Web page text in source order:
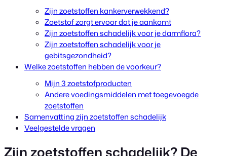
Zijn zoetstoffen kankerverwekkend?
Zoetstof zorgt ervoor dat je aankomt
Zijn zoetstoffen schadelijk voor je darmflora?
Zijn zoetstoffen schadelijk voor je
gebitsgezondheid?
Welke zoetstoffen hebben de voorkeur?
Mijn 3 zoetstofproducten
Andere voedingsmiddelen met toegevoegde
zoetstoffen
Samenvatting zijn zoetstoffen schadelijk
Veelgestelde vragen
Zijn zoetstoffen schadelijk? De